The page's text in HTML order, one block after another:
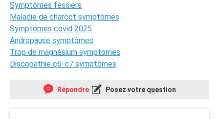
Symptômes fessiers
Maladie de charcot symptômes
Symptomes covid 2025
Andropause symptômes
Trop de magnésium symptomes
Discopathie c6-c7 symptômes
Répondre Posez votre question